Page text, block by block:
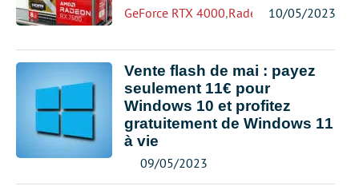
GeForce RTX 4000,Radeon10/05/2023
Vente flash de mai : payez
seulement 11€ pour
Windows 10 et profitez
gratuitement de Windows 11
à vie
09/05/2023